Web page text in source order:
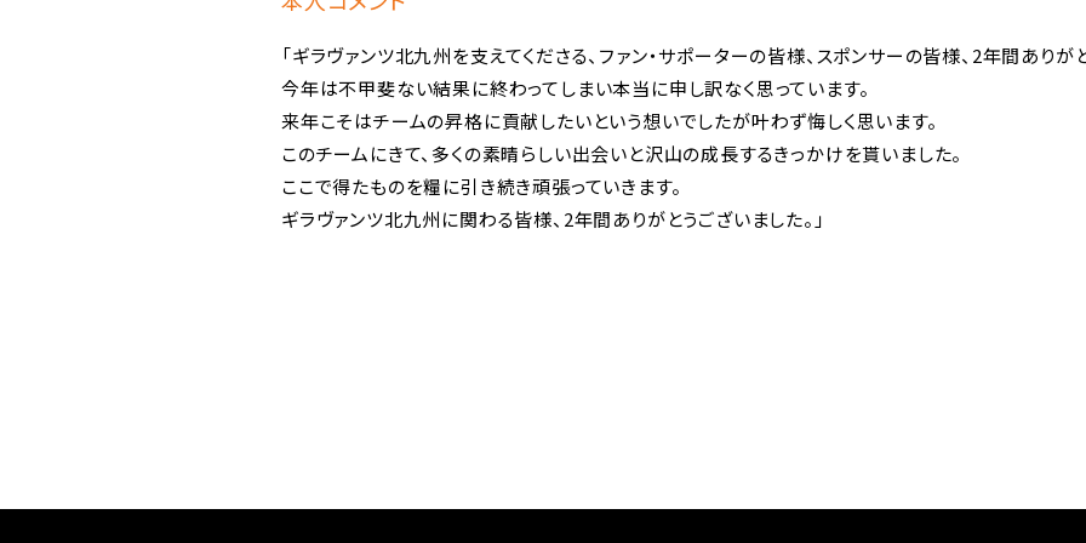
「ギラヴァンツ北九州を支えてくださる、ファン・サポーターの皆様、スポンサーの皆様、2年間ありが
今年は不甲斐ない結果に終わってしまい本当に申し訳なく思っています。
来年こそはチームの昇格に貢献したいという想いでしたが叶わず悔しく思います。
このチームにきて、多くの素晴らしい出会いと沢山の成長するきっかけを貰いました。
ここで得たものを糧に引き続き頑張っていきます。
ギラヴァンツ北九州に関わる皆様、2年間ありがとうございました。」